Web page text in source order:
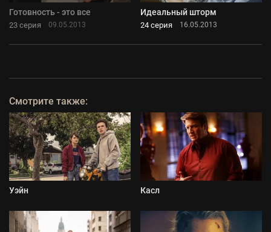
Готовность - это все
23 серия 09.05.2013
Идеальный шторм
24 серия 16.05.2013
Смотрите также:
Уэйн Касл